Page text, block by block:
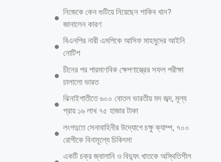
নিজেকে কেন গুটিয়ে নিয়েছেন শাকিব খান?
জানালেন কারণ
বিএনপির নারী এমপিকে আসিফ মাহমুদের আইনি
নোটিশ
চীনের পর পারমাণবিক ক্ষেপণাস্ত্রের সফল পরীক্ষা
চালালো ভারত
ঝিনাইগাতীতে ৬০০ বোতল ভারতীয় মদ জব্দ, মূল্য
প্রায় ১৬ লাখ ৭৫ হাজার টাকা
লংগদুতে সেনাবাহিনীর উদ্যোগে চক্ষু ক্যাম্প, ৭০০
রোগীকে বিনামূল্যে চিকিৎসা
একটি চক্র জ্বালানি ও বিদ্যুৎ খাতকে অস্থিতিশীল